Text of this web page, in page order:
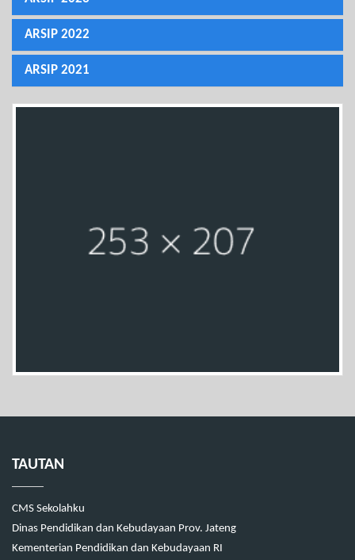
ARSIP 2022
ARSIP 2021
TAUTAN
CMS Sekolahku
Dinas Pendidikan dan Kebudayaan Prov. Jateng
Kementerian Pendidikan dan Kebudayaan RI